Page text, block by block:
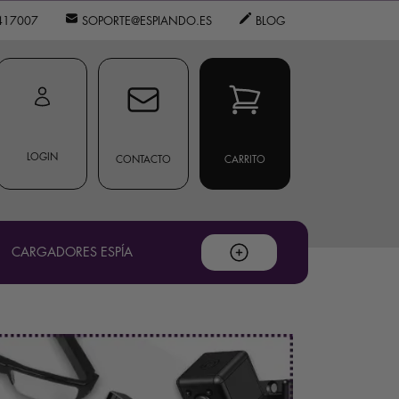
SOPORTE@ESPIANDO.ES BLOG
LOGIN CONTACTO CARRITO
CARGADORES ESPÍA